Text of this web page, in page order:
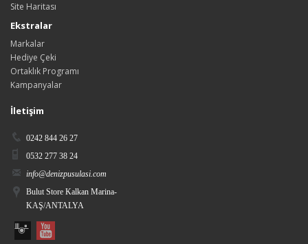
Site Haritası
Ekstralar
Markalar
Hediye Çeki
Ortaklık Programı
Kampanyalar
İletişim
0242 844 26 27
0532 277 38 24
info@denizpusulasi.com
Bulut Store Kalkan Marina-
KAŞ/ANTALYA